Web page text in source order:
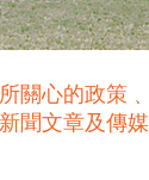
關心的政策﹑
聞文章及傳媒